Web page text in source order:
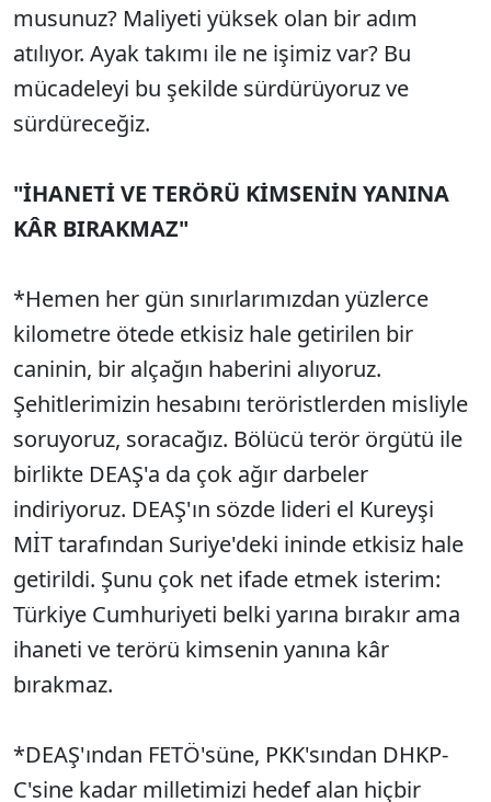
musunuz? Maliyeti yüksek olan bir adım
atılıyor. Ayak takımı ile ne işimiz var? Bu
mücadeleyi bu şekilde sürdürüyoruz ve
sürdüreceğiz.
"İHANETİ VE TERÖRÜ KİMSENİN YANINA
KÂR BIRAKMAZ"
*Hemen her gün sınırlarımızdan yüzlerce
kilometre ötede etkisiz hale getirilen bir
caninin, bir alçağın haberini alıyoruz.
Şehitlerimizin hesabını teröristlerden misliyle
soruyoruz, soracağız. Bölücü terör örgütü ile
birlikte DEAŞ'a da çok ağır darbeler
indiriyoruz. DEAŞ'ın sözde lideri el Kureyşi
MİT tarafından Suriye'deki ininde etkisiz hale
getirildi. Şunu çok net ifade etmek isterim:
Türkiye Cumhuriyeti belki yarına bırakır ama
ihaneti ve terörü kimsenin yanına kâr
bırakmaz.
*DEAŞ'ından FETÖ'süne, PKK'sından DHKP-
C'sine kadar milletimizi hedef alan hiçbir